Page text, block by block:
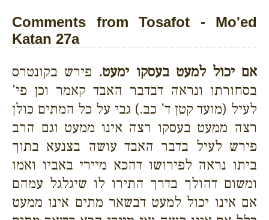
Comments from Tosafot - Mo'ed
Katan 27a
אם יכול למעט בעסקו ימעט. פירש בקונטרס
בסחורתו ונראה דבדבר האבד קאמר וכן פי'
לעיל (מועד קטן ד' כב.) גבי על כל המתים כולן
רצה ממעט בעסקו רצה אינו ממעט וגם הרב
פירש לעיל בדבר האבד עושה בצנעא בתוך
ביתו נראה לפירושו דהכא מיירי באביו ואמו
ומשום דהולך בדרך התירו לו שיגלגל עמהם
אם אינו יכול למעט דבשאר מתים אינו ממעט